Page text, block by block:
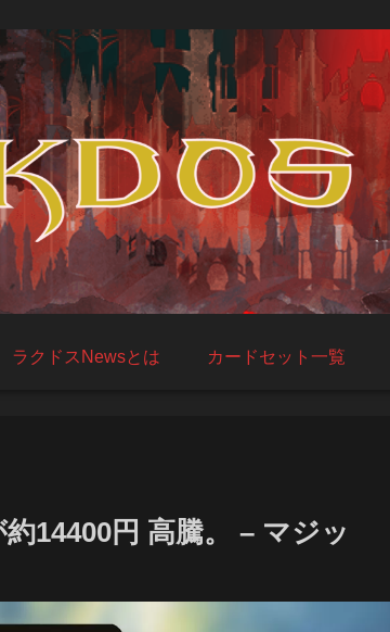
ラクドスNewsとは カードセット一覧
14400円 高騰。 – マジッ